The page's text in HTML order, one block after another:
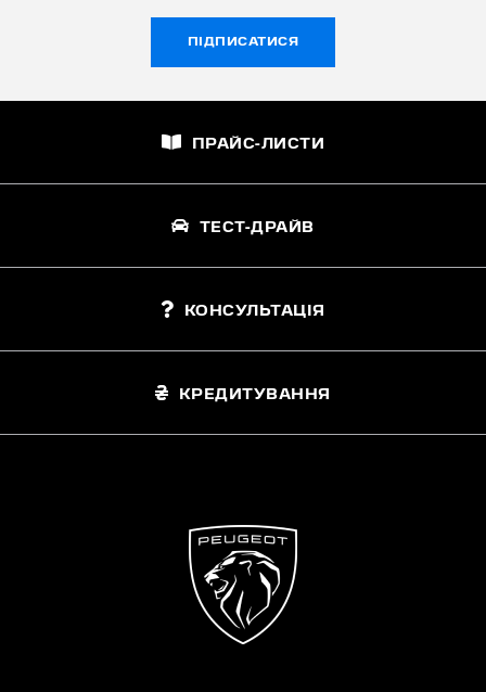
ПІДПИСАТИСЯ
ПРАЙС-ЛИСТИ
ТЕСТ-ДРАЙВ
КОНСУЛЬТАЦІЯ
КРЕДИТУВАННЯ